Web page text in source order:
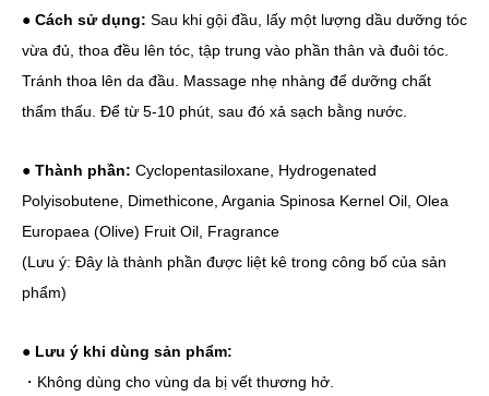
● Cách sử dụng: Sau khi gội đầu, lấy một lượng dầu dưỡng tóc
vừa đủ, thoa đều lên tóc, tập trung vào phần thân và đuôi tóc.
Tránh thoa lên da đầu. Massage nhẹ nhàng để dưỡng chất
thẩm thấu. Để từ 5-10 phút, sau đó xả sạch bằng nước.
● Thành phần: Cyclopentasiloxane, Hydrogenated
Polyisobutene, Dimethicone, Argania Spinosa Kernel Oil, Olea
Europaea (Olive) Fruit Oil, Fragrance
(Lưu ý: Đây là thành phần được liệt kê trong công bố của sản
phẩm)
● Lưu ý khi dùng sản phẩm:
・Không dùng cho vùng da bị vết thương hở.